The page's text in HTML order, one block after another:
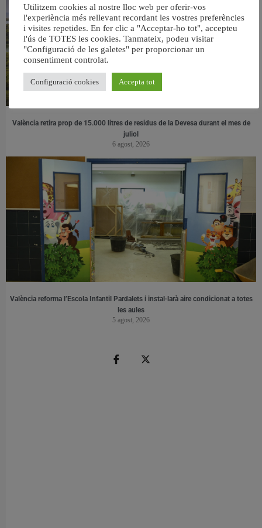
València retira prop de 15.000 litres de residus de la Devesa durant el mes de
juliol
6 agost, 2026
València reforma l’Escola Infantil Pardalets i instal·larà aire condicionat a totes
les aules
5 agost, 2026
Utilitzem cookies al nostre lloc web per oferir-vos
l'experiència més rellevant recordant les vostres preferències
i visites repetides. En fer clic a "Acceptar-ho tot", accepteu
l'ús de TOTES les cookies. Tanmateix, podeu visitar
"Configuració de les galetes" per proporcionar un
consentiment controlat.
Configuració cookies Accepta tot